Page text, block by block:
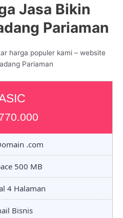
Jasa Bikin
Pariaman
harga populer kami – website
Pariaman
.com
500 MB
4 Halaman
Bisnis